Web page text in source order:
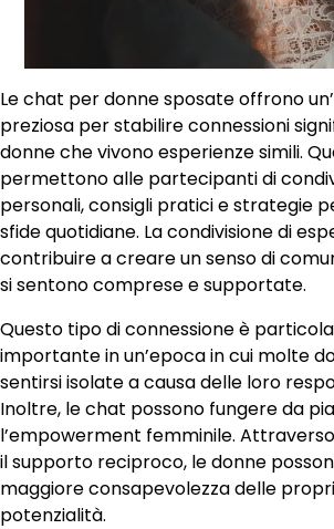
Le chat per donne sposate offrono
preziosa per stabilire connessioni
donne che vivono esperienze simili.
permettono alle partecipanti di
personali, consigli pratici e strategie
sfide quotidiane. La condivisione di
contribuire a creare un senso di
si sentono comprese e supportate.
Questo tipo di connessione è
importante in un’epoca in cui molte
sentirsi isolate a causa delle loro
Inoltre, le chat possono fungere da
l’empowerment femminile.
il supporto reciproco, le donne
maggiore consapevolezza delle
potenzialità.